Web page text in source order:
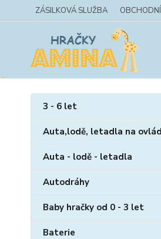
ZÁSILKOVÁ SLUŽBA
3 - 6 let
Auta,lodě, letadla na
Auta - lodě - letadla
Autodráhy
Baby hračky od 0 - 3 let
Baterie